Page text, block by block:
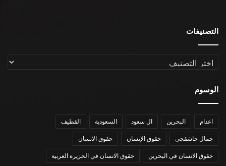
التصنيفات
التصنيفات
الوسوم
اعدام البحرين ال سعود السعودية القطيف
جمال خاشقجي حقوق الإنسان حقوق الانسان
حقوق الانسان في البحرين حقوق الانسان في الجزيرة العربية